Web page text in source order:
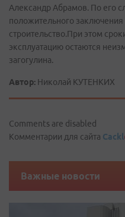
Александр Абрамов. По его
положительного
строительство.При этом
эксплуатацию остаются
загогулина.
Автор: Николай КУТЕНКИХ
Comments are disabled
Комментарии для сайта Cackl
Важные новости